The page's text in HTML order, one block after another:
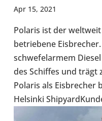
Apr 15, 2021
Polaris ist der
betrie­bene
schwe­fel­ar­mem
des Schif­fes und
Polaris als Eis­bre­cher
Hel­sinki